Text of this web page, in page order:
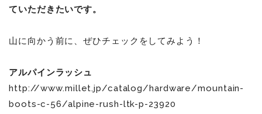
ていただきたいです。
山に向かう前に、ぜひチェックをしてみよう！
アルパインラッシュ
http://www.millet.jp/catalog/hardware/mountain-
boots-c-56/alpine-rush-ltk-p-23920